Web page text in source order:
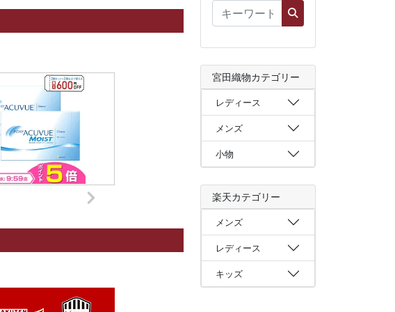
宮田織物カテゴリー
レディース
メンズ
小物
楽天カテゴリー
メンズ
レディース
キッズ